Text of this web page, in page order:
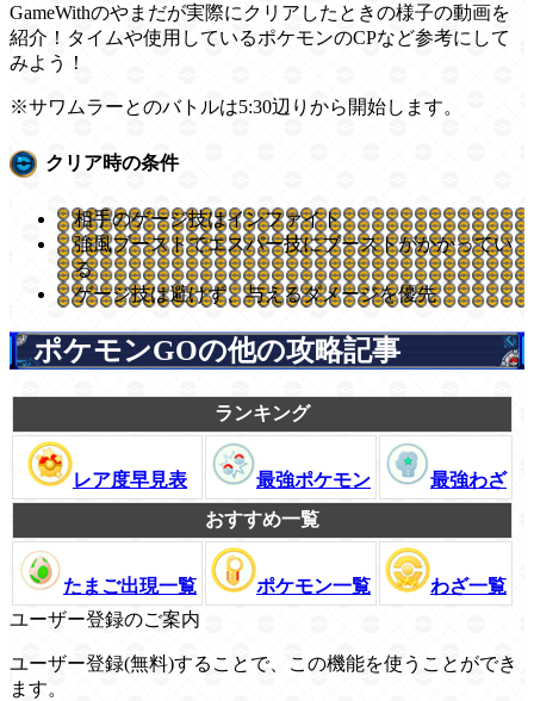
GameWithのやまだが実際にクリアしたときの様子の動画を
紹介！タイムや使用しているポケモンのCPなど参考にして
みよう！
※サワムラーとのバトルは5:30辺りから開始します。
クリア時の条件
相手のゲージ技はインファイト
強風ブーストでエスパー技にブーストがかかってい
る
ゲージ技は避けず、与えるダメージを優先
ポケモンGOの他の攻略記事
ランキング
レア度早見表 最強ポケモン
最強わざ
おすすめ一覧
たまご出現一覧 ポケモン一覧
わざ一覧
ユーザー登録のご案内
ユーザー登録(無料)することで、この機能を使うことができ
ます。